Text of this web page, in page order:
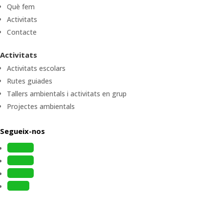
Què fem
Activitats
Contacte
Activitats
Activitats escolars
Rutes guiades
Tallers ambientals i activitats en grup
Projectes ambientals
Segueix-nos
Follow
Follow
Follow
Follow